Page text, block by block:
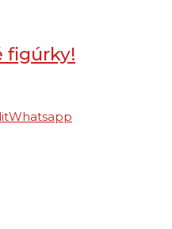
figúrky!
Whatsapp